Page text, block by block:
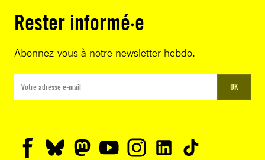
Rester informé·e
Abonnez-vous à notre newsletter hebdo.
OK